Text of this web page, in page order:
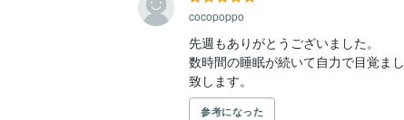
cocopoppo
先週もありがとうございました。
数時間の睡眠が続いて自力で目覚ま
致します。
参考になった